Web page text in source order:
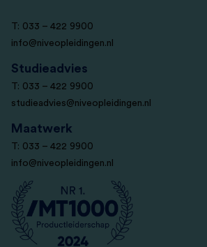
T: 033 – 422 9900
info@niveopleidingen.nl
Studieadvies
T: 033 – 422 9900
studieadvies@niveopleidingen.nl
Maatwerk
T: 033 – 422 9900
info@niveopleidingen.nl